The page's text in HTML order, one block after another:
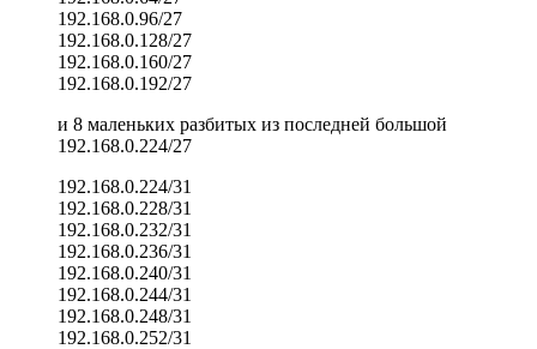
192.168.0.96/27
192.168.0.128/27
192.168.0.160/27
192.168.0.192/27
и 8 маленьких разбитых из последней большой
192.168.0.224/27
192.168.0.224/31
192.168.0.228/31
192.168.0.232/31
192.168.0.236/31
192.168.0.240/31
192.168.0.244/31
192.168.0.248/31
192.168.0.252/31